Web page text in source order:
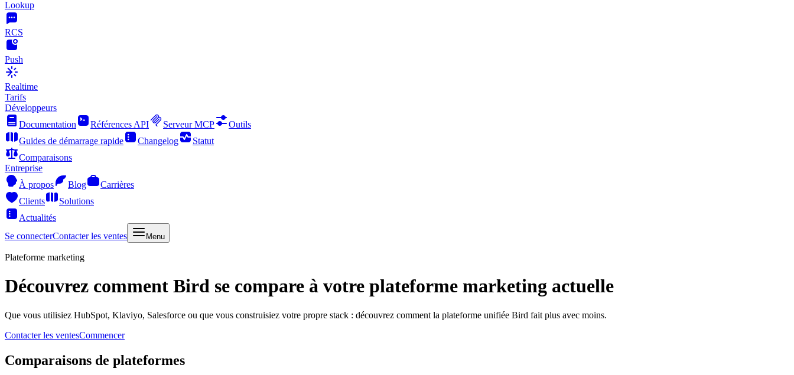
Lookup
RCS
Push
Realtime
Tarifs
Développeurs
Documentation
Références API Serveur MCP
Outils
Guides de démarrage rapide
Changelog
Statut
Comparaisons
Entreprise
À propos
Blog
Carrières
Clients
Solutions
Actualités
Se connecterContacter les ventes Menu
Plateforme marketing
Découvrez comment Bird se compare à votre plateforme marketing actuelle
Que vous utilisiez HubSpot, Klaviyo, Salesforce ou que vous construisiez votre propre stack : découvrez comment la plateforme unifiée Bird fait plus avec moins.
Contacter les ventesCommencer
Comparaisons de plateformes